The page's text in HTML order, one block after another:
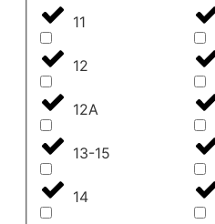
11
12
12A
13-15
14